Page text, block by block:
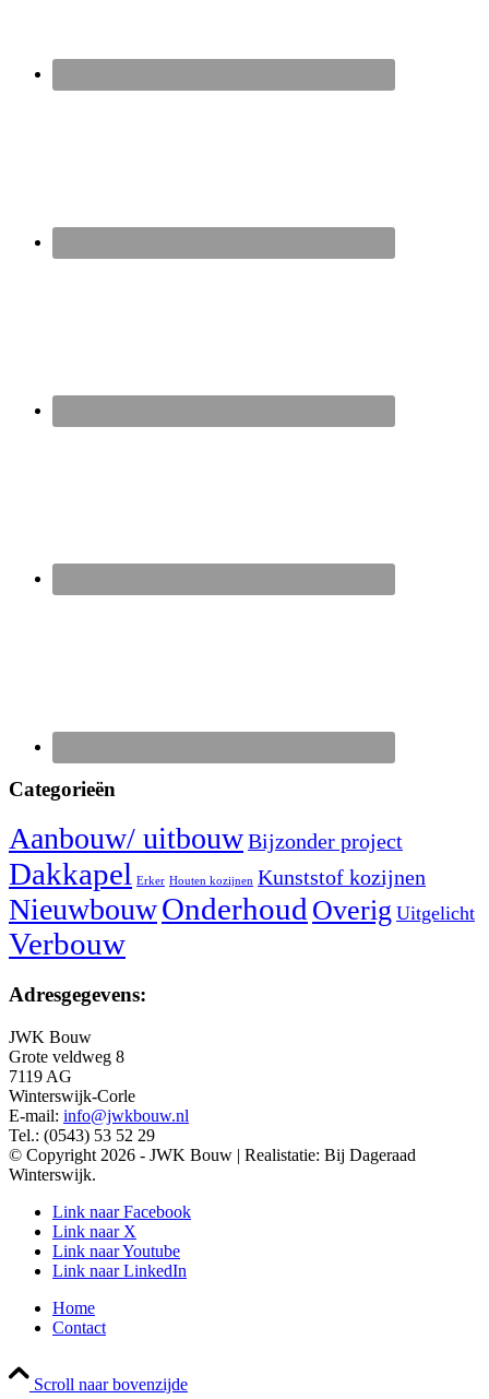
Categorieën
Aanbouw/ uitbouwBijzonder project
Dakkapel Erker Houten kozijnen Kunststof kozijnen
NieuwbouwOnderhoud Overig Uitgelicht
Verbouw
Adresgegevens:
JWK Bouw
Grote veldweg 8
7119 AG
Winterswijk-Corle
E-mail: info@jwkbouw.nl
Tel.: (0543) 53 52 29
© Copyright 2026 - JWK Bouw | Realistatie: Bij Dageraad
Winterswijk.
Link naar Facebook
Link naar X
Link naar Youtube
Link naar LinkedIn
Home
Contact
Scroll naar bovenzijde